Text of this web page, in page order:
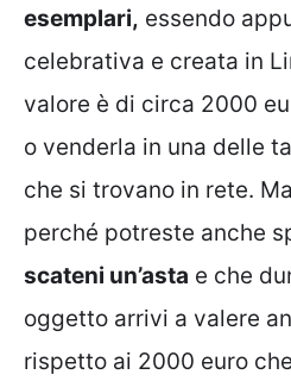
esemplari, essendo
celebrativa e creata in
valore è di circa 2000
o venderla in una delle
che si trovano in rete.
perché potreste anche
scateni un’asta e che
oggetto arrivi a valere
rispetto ai 2000 euro